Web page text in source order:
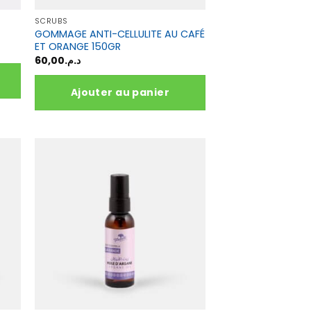
SCRUBS
GOMMAGE ANTI-CELLULITE AU CAFÉ
ET ORANGE 150GR
د.م.60,00
Ajouter au panier